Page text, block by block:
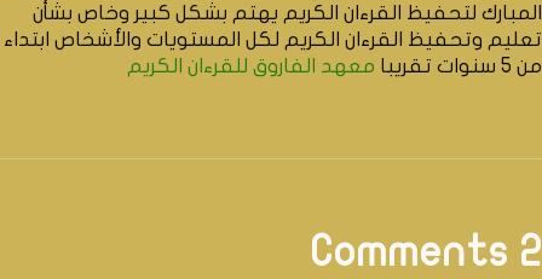
المبارك لتحفيظ القرءان الكريم يهتم بشكل كبير وخاص بشأن
تعليم وتحفيظ القرءان الكريم لكل المستويات والأشخاص ابتداء
من 5 سنوات تقريبا
معهد الفاروق للقرءان الكريم
2 Comments